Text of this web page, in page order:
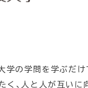
学の学問を学ぶだけ
く、人と人が互い